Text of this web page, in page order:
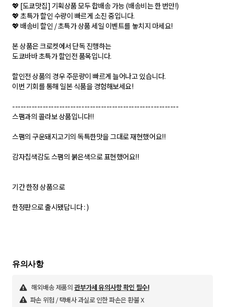
💖 [도쿄맛집] 기획상품 모두 합배송 가능 (배송비는 한 번만!)
💖 초특가 할인 수량이 빠르게 소진 중입니다.
💖 배송비 할인 / 초특가 상품 세일 이벤트를 놓치지 마세요!
본 상품은 크로켓에서 단독 진행하는
도쿄바바 초특가 할인전 품목입니다.
할인전 상품의 경우 주문량이 빠르게 늘어나고 있습니다.
이번 기회를 통해 일본 식품을 경험해보세요!
------------------------------------------------------------
스팸과의 콜라보 상품입니다!!
스팸의 구운돼지고기의 독특한맛을 그대로 재현했어요!!
감자칩색감도 스팸의 붉은색으로 표현했어요!!
기간 한정 상품으로
한정판으로 출시됐답니다 : )
유의사항
해외배송 제품의 관부가세 유의사항 확인 필수!
파손 위험 / 택배사 과실로 인한 파손은 환불 X